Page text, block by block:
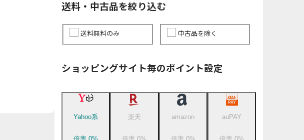
送料・中古品を絞り込む
送料無料のみ 中古品を除く
ショッピングサイト毎のポイント設定
Yahoo系 楽天 amazon auPAY